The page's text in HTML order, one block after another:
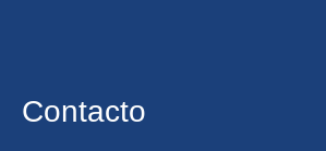
Contacto